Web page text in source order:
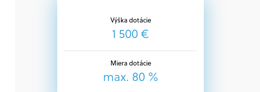
Výška dotácie
1 500 €
Miera dotácie
max. 80 %